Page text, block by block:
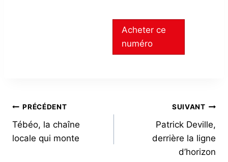
Acheter ce
numéro
NAVIGATION
DE
PRÉCÉDENT
Tébéo, la chaîne
locale qui monte
SUIVANT
Patrick Deville,
derrière la ligne
d’horizon